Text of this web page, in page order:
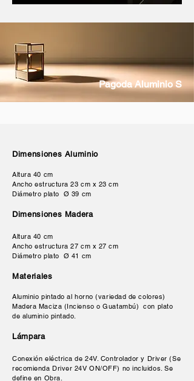
Pagoda Aluminio S
Dimensiones Aluminio
Altura 40 cm
Ancho estructura 23 cm x 23 cm
Diámetro plato Ø 39 cm
Dimensiones Madera
Altura 40 cm
Ancho estructura 27 cm x 27 cm
Diámetro plato Ø 41 cm
Materiales
Aluminio pintado al horno (variedad de colores)
Madera Maciza (Incienso o Guatambú) con plato
de aluminio pintado.
Lámpara
Conexión eléctrica de 24V. Controlador y Driver (Se
recomienda Driver 24V ON/OFF) no incluidos. Se
define en Obra.